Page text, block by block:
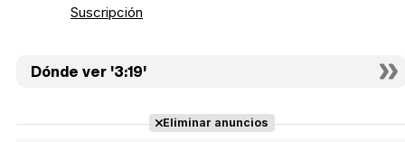
Suscripción
Dónde ver '3:19'
Eliminar anuncios